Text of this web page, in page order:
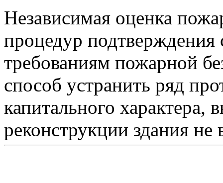
Независимая оценка
процедур подтверждения
требованиям пожарной
способ устранить ряд
капитального характера,
реконструкции здания